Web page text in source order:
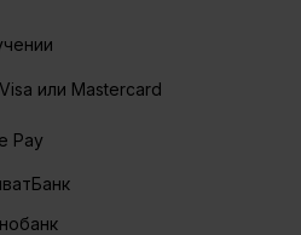
или Mastercard
Pay